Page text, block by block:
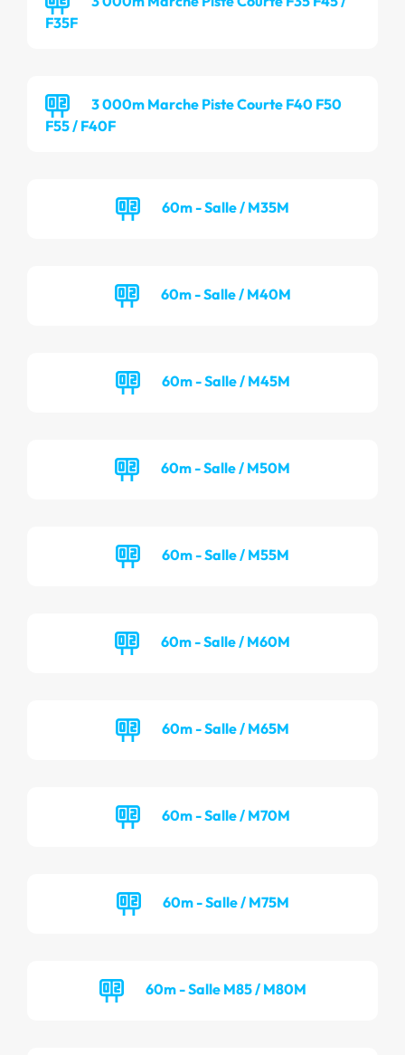
F35F
3 000m Marche Piste Courte F40 F50
F55 / F40F
60m - Salle / M35M
60m - Salle / M40M
60m - Salle / M45M
60m - Salle / M50M
60m - Salle / M55M
60m - Salle / M60M
60m - Salle / M65M
60m - Salle / M70M
60m - Salle / M75M
60m - Salle M85 / M80M